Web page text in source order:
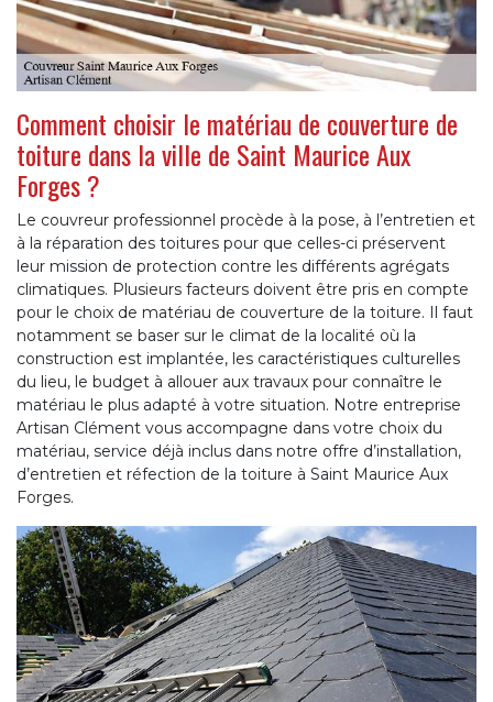
Comment choisir le matériau de couverture de
toiture dans la ville de Saint Maurice Aux
Forges ?
Le couvreur professionnel procède à la pose, à l’entretien et
à la réparation des toitures pour que celles-ci préservent
leur mission de protection contre les différents agrégats
climatiques. Plusieurs facteurs doivent être pris en compte
pour le choix de matériau de couverture de la toiture. Il faut
notamment se baser sur le climat de la localité où la
construction est implantée, les caractéristiques culturelles
du lieu, le budget à allouer aux travaux pour connaître le
matériau le plus adapté à votre situation. Notre entreprise
Artisan Clément vous accompagne dans votre choix du
matériau, service déjà inclus dans notre offre d’installation,
d’entretien et réfection de la toiture à Saint Maurice Aux
Forges.